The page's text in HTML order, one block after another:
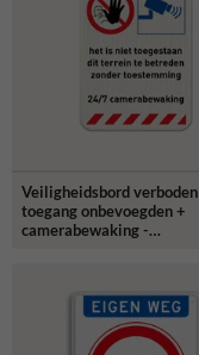
Veiligheidsbord verboden
toegang onbevoegden +
camerabewaking -